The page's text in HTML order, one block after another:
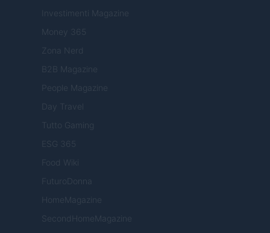
Investimenti Magazine
Money 365
Zona Nerd
B2B Magazine
People Magazine
Day Travel
Tutto Gaming
ESG 365
Food Wiki
FuturoDonna
HomeMagazine
SecondHomeMagazine